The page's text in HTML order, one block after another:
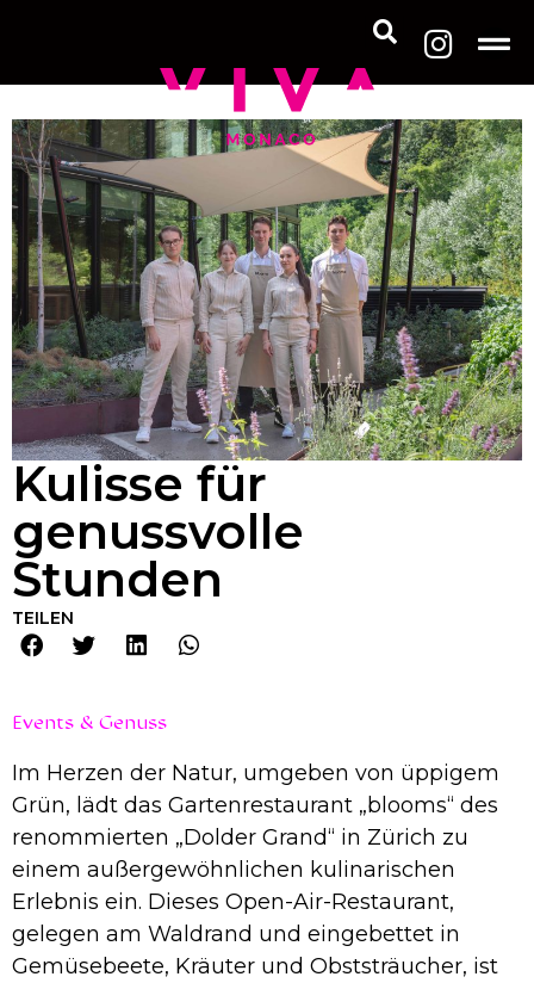
Kulisse für
genussvolle
Stunden
TEILEN
Events & Genuss
Im Herzen der Natur, umgeben von üppigem
Grün, lädt das Gartenrestaurant „blooms“ des
renommierten „Dolder Grand“ in Zürich zu
einem außergewöhnlichen kulinarischen
Erlebnis ein. Dieses Open-Air-Restaurant,
gelegen am Waldrand und eingebettet in
Gemüsebeete, Kräuter und Obststräucher, ist